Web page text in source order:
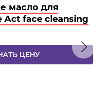
масло для
Act face cleansing
ЦЕНУ